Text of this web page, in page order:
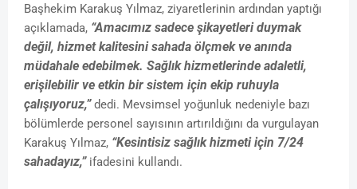
Başhekim Karakuş Yılmaz, ziyaretlerinin ardından yaptığı
açıklamada, “Amacımız sadece şikayetleri duymak
değil, hizmet kalitesini sahada ölçmek ve anında
müdahale edebilmek. Sağlık hizmetlerinde adaletli,
erişilebilir ve etkin bir sistem için ekip ruhuyla
çalışıyoruz,”dedi. Mevsimsel yoğunluk nedeniyle bazı
bölümlerde personel sayısının artırıldığını da vurgulayan
Karakuş Yılmaz, “Kesintisiz sağlık hizmeti için 7/24
sahadayız,”ifadesini kullandı.